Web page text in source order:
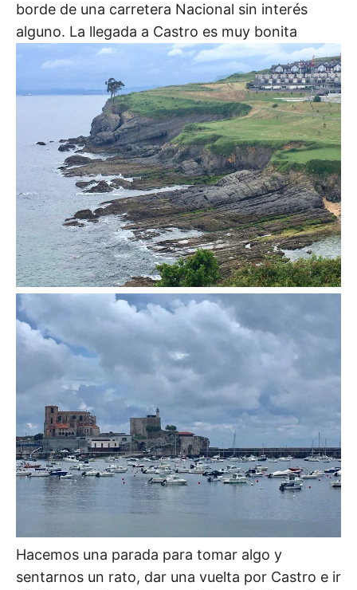
borde de una carretera Nacional sin interés
alguno. La llegada a Castro es muy bonita
Hacemos una parada para tomar algo y
sentarnos un rato, dar una vuelta por Castro e ir